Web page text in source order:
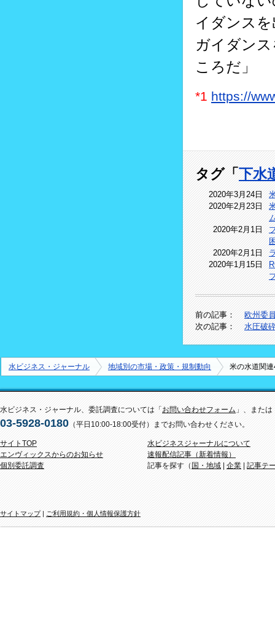
イダンス
ガイダン
ころだ」
*1 https://
タグ「 下水
2020年3月24日
2020年2月23日
2020年2月1日
2020年2月1日
2020年1月15日
前の記事：
欧州委
次の記事：
水圧破
水ビジネス・ジャーナル 地域別の市場・政策・規制動向 米の水道関
水ビジネス・ジャーナル、委託調査については「お問い合わせフォーム 」、または
03-5928-0180 （平日10:00-18:00受付）までお問い合わせください。
サイトTOP
エンヴィックスからのお知らせ
個別委託調査
水ビジネスジャーナルについて
速報配信記事（新着情報）
記事を探す（ 国・地域 | 企業 | 記事テ
サイトマップ| ご利用規約・個人情報保護方針